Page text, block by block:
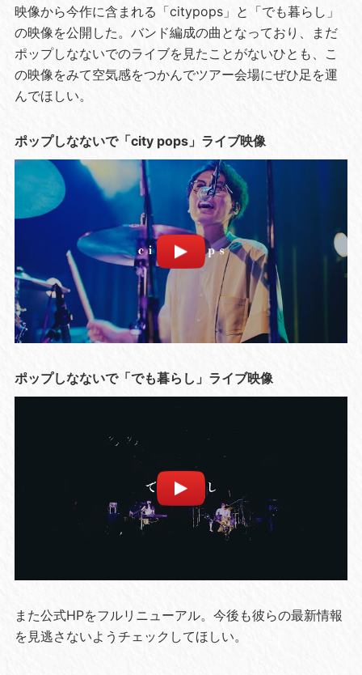
映像から今作に含まれる「citypops」と「でも暮らし」
の映像を公開した。バンド編成の曲となっており、まだ
ポップしなないでのライブを見たことがないひとも、こ
の映像をみて空気感をつかんでツアー会場にぜひ足を運
んでほしい。
ポップしなないで「city pops」ライブ映像
ポップしなないで「でも暮らし」ライブ映像
また公式HPをフルリニューアル。今後も彼らの最新情報
を見逃さないようチェックしてほしい。